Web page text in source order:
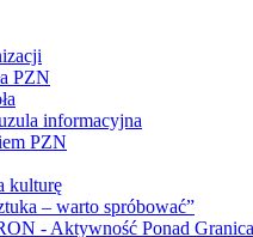
PZN
informacyjna
PZN
kulturę
– warto spróbować”
- Aktywność Ponad